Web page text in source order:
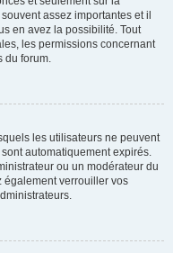
assez importantes et il
en avez la possibilité. Tout
les permissions concernant
du forum.
les utilisateurs ne peuvent
automatiquement expirés.
ou un modérateur du
également verrouiller vos